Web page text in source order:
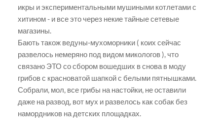
икры и экспериментальными мушиными котлетами с
хитином - и все это через некие тайные сетевые
магазины.
Бають також ведуны-мухоморники ( коих сейчас
развелось немеряно под видом микологов ), что
связано ЭТО со сбором вошедших в снова в моду
грибов с красноватой шапкой с белыми пятнышками.
Собрали, мол, все грибы на настойки, не оставили
даже на развод, вот мух и развелось как собак без
намордников на детских площадках.